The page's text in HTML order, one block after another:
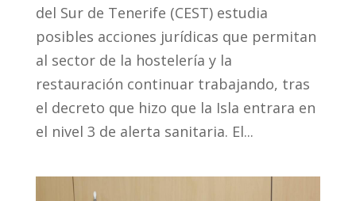
del Sur de Tenerife (CEST) estudia
posibles acciones jurídicas que permitan
al sector de la hostelería y la
restauración continuar trabajando, tras
el decreto que hizo que la Isla entrara en
el nivel 3 de alerta sanitaria. El...